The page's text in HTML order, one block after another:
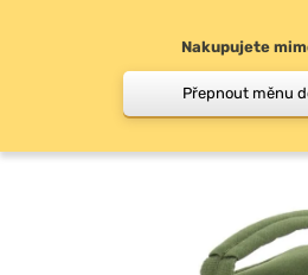
Pouzdra na navijáky a…
Nakupujete
Přepnout měnu